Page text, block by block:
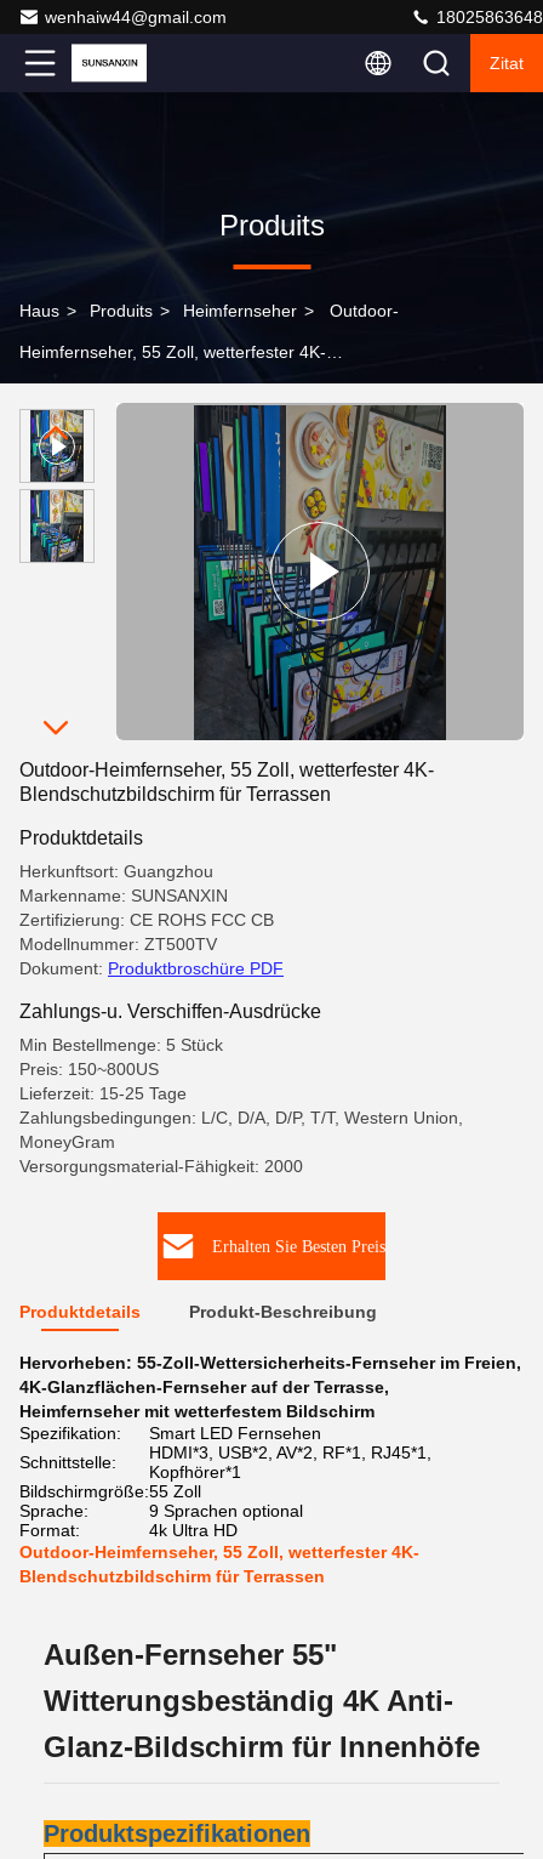
wenhaiw44@gmail.com 18025863648
Zitat
Produits
Haus > Produits > Heimfernseher > Outdoor-
Heimfernseher, 55 Zoll, wetterfester 4K-
Outdoor-Heimfernseher, 55 Zoll, wetterfester 4K-
Blendschutzbildschirm für Terrassen
Produktdetails
Herkunftsort: Guangzhou
Markenname: SUNSANXIN
Zertifizierung: CE ROHS FCC CB
Modellnummer: ZT500TV
Dokument: Produktbroschüre PDF
Zahlungs-u. Verschiffen-Ausdrücke
Min Bestellmenge: 5 Stück
Preis: 150~800US
Lieferzeit: 15-25 Tage
Zahlungsbedingungen: L/C, D/A, D/P, T/T, Western Union,
MoneyGram
Versorgungsmaterial-Fähigkeit: 2000
Erhalten Sie Besten Preis
Produktdetails Produkt-Beschreibung
Hervorheben: 55-Zoll-Wettersicherheits-Fernseher im Freien,
4K-Glanzflächen-Fernseher auf der Terrasse,
Heimfernseher mit wetterfestem Bildschirm
Spezifikation:
Smart LED Fernsehen
Schnittstelle:
HDMI*3, USB*2, AV*2, RF*1, RJ45*1,
Kopfhörer*1
Bildschirmgröße:55 Zoll
Sprache:
9 Sprachen optional
Format:
4k Ultra HD
Outdoor-Heimfernseher, 55 Zoll, wetterfester 4K-
Blendschutzbildschirm für Terrassen
Außen-Fernseher 55"
Witterungsbeständig 4K Anti-
Glanz-Bildschirm für Innenhöfe
Produktspezifikationen